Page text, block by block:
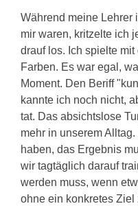
Während meine Lehrer
mir waren, kritzelte ich
drauf los. Ich spielte
Farben. Es war egal,
Moment. Den Beriff
kannte ich noch nicht,
tat. Das absichtslose
mehr in unserem
haben, das Ergebnis
wir tagtäglich darauf
werden muss, wenn
ohne ein konkretes